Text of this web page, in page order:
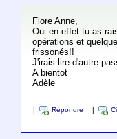
Flore Anne,
Oui en effet tu as
opérations et
frissonés!!
J'irais lire d'autre
A bientot
Adèle
Répondre